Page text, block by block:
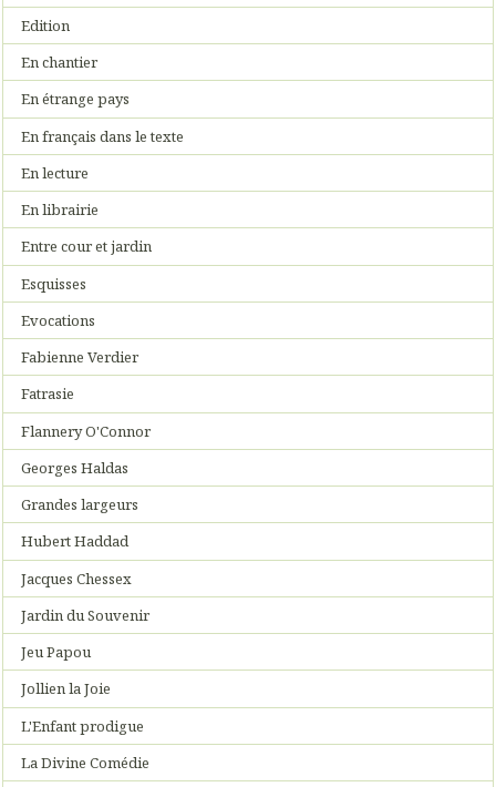
Edition
En chantier
En étrange pays
En français dans le texte
En lecture
En librairie
Entre cour et jardin
Esquisses
Evocations
Fabienne Verdier
Fatrasie
Flannery O'Connor
Georges Haldas
Grandes largeurs
Hubert Haddad
Jacques Chessex
Jardin du Souvenir
Jeu Papou
Jollien la Joie
L'Enfant prodigue
La Divine Comédie